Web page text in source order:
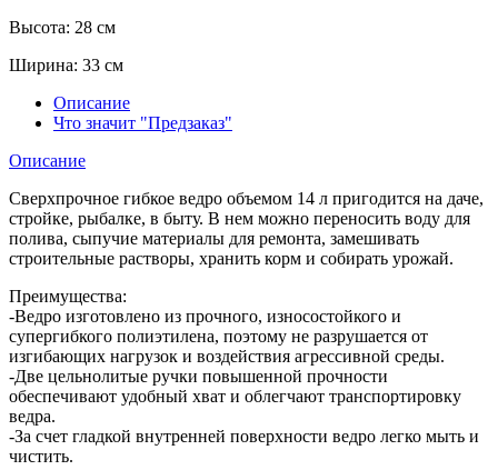
Высота: 28 см
Ширина: 33 см
Описание
Что значит "Предзаказ"
Описание
Сверхпрочное гибкое ведро объемом 14 л пригодится на даче,
стройке, рыбалке, в быту. В нем можно переносить воду для
полива, сыпучие материалы для ремонта, замешивать
строительные растворы, хранить корм и собирать урожай.
Преимущества:
-Ведро изготовлено из прочного, износостойкого и
супергибкого полиэтилена, поэтому не разрушается от
изгибающих нагрузок и воздействия агрессивной среды.
-Две цельнолитые ручки повышенной прочности
обеспечивают удобный хват и облегчают транспортировку
ведра.
-За счет гладкой внутренней поверхности ведро легко мыть и
чистить.